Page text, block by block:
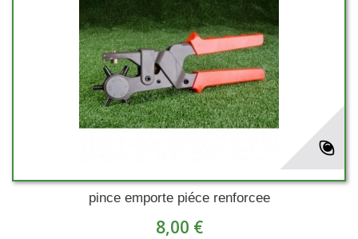
pince emporte piéce renforcee
8,00 €